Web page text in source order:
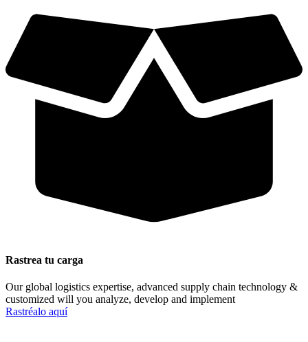
Rastrea tu carga
Our global logistics expertise, advanced supply chain technology &
customized will you analyze, develop and implement
Rastréalo aquí